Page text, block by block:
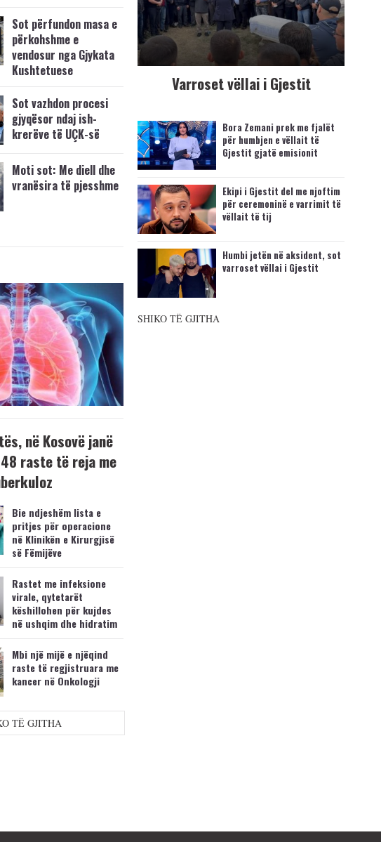
Sot përfundon masa e
përkohshme e
vendosur nga Gjykata
Kushtetuese
Sot vazhdon procesi
gjyqësor ndaj ish-
krerëve të UÇK-së
Moti sot: Me diell dhe
vranësira të pjesshme
në Kosovë janë
raste të reja me
Bie ndjeshëm lista e
pritjes për operacione
në Klinikën e Kirurgjisë
së Fëmijëve
Rastet me infeksione
virale, qytetarët
këshillohen për kujdes
në ushqim dhe hidratim
Mbi një mijë e njëqind
raste të regjistruara me
kancer në Onkologji
TË GJITHA
Varroset vëllai i Gjestit
Bora Zemani prek me fjalët
për humbjen e vëllait të
Gjestit gjatë emisionit
Ekipi i Gjestit del me njoftim
për ceremoninë e varrimit të
vëllait të tij
Humbi jetën në aksident, sot
varroset vëllai i Gjestit
SHIKO TË GJITHA